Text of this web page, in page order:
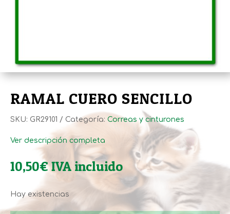
RAMAL CUERO SENCILLO
SKU: GR29101 Categoría: Correas y cinturones
Ver descripción completa
10,50€IVA incluido
Hay existencias
RAMAL